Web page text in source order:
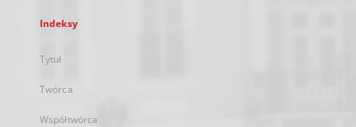
Indeksy
Tytuł
Twórca
Współtwórca